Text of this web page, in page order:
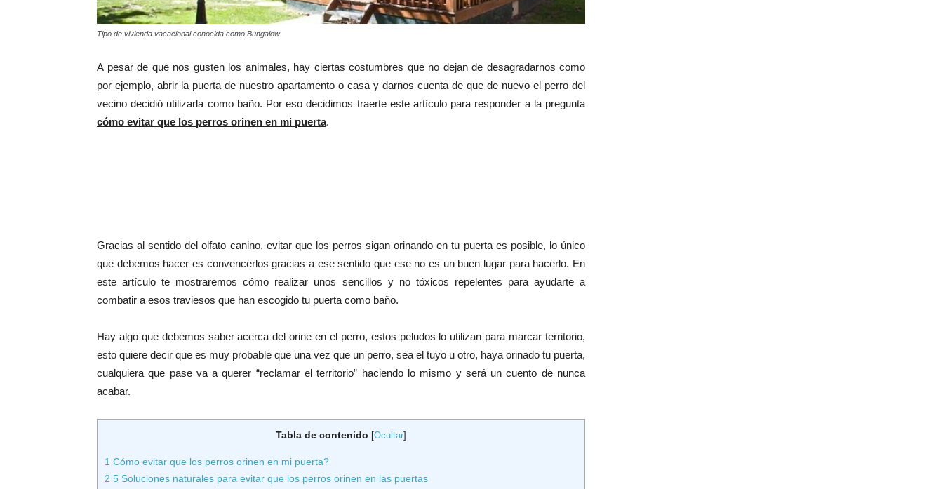
Tipo de vivienda vacacional conocida como Bungalow
A pesar de que nos gusten los animales, hay ciertas costumbres que no dejan de desagradarnos como
por ejemplo, abrir la puerta de nuestro apartamento o casa y darnos cuenta de que de nuevo el perro del
vecino decidió utilizarla como baño. Por eso decidimos traerte este artículo para responder a la pregunta
cómo evitar que los perros orinen en mi puerta.
Gracias al sentido del olfato canino, evitar que los perros sigan orinando en tu puerta es posible, lo único
que debemos hacer es convencerlos gracias a ese sentido que ese no es un buen lugar para hacerlo. En
este artículo te mostraremos cómo realizar unos sencillos y no tóxicos repelentes para ayudarte a
combatir a esos traviesos que han escogido tu puerta como baño.
Hay algo que debemos saber acerca del orine en el perro, estos peludos lo utilizan para marcar territorio,
esto quiere decir que es muy probable que una vez que un perro, sea el tuyo u otro, haya orinado tu puerta,
cualquiera que pase va a querer “reclamar el territorio” haciendo lo mismo y será un cuento de nunca
acabar.
Tabla de contenido [Ocultar]
1 Cómo evitar que los perros orinen en mi puerta?
2 5 Soluciones naturales para evitar que los perros orinen en las puertas